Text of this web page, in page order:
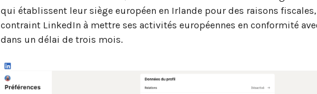
qui établissent leur siège européen en Irlande pour des raisons
contraint LinkedIn à mettre ses activités européennes en conformité
dans un délai de trois mois.